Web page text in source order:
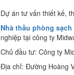
Dự án tư vấn thiết kế,
Nhà thầu phòng sạch
nghiệp tại công ty
Chủ đầu tư: Công ty
Địa chỉ: Đường Hoàng